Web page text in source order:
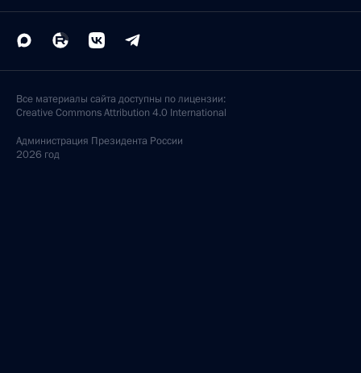
Все материалы сайта доступны по лицензии:
Creative Commons Attribution 4.0 International
Администрация Президента России
2026 год